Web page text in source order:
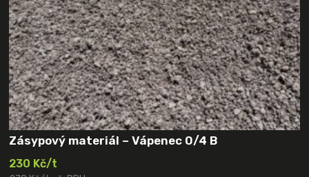
Zásypový materiál – Vápenec 0/4 B
230 Kč/t